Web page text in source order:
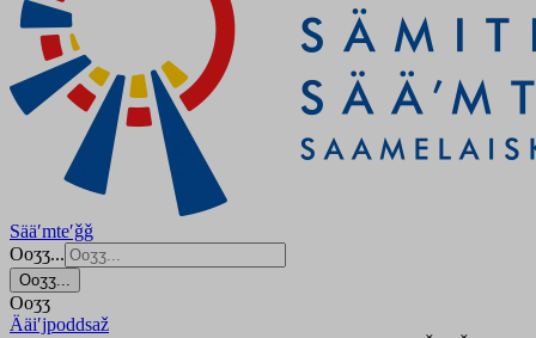
Sääʹmteʹǧǧ
Ooʒʒ...
Ooʒʒ...
Ooʒʒ
Ääiʹjpoddsaž